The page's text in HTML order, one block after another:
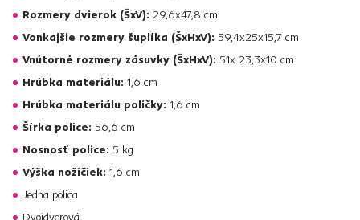
Rozmery dvierok (ŠxV): 29,6x47,8 cm
Vonkajšie rozmery šuplíka (ŠxHxV): 59,4x25x15,7 cm
Vnútorné rozmery zásuvky (ŠxHxV): 51x 23,3x10 cm
Hrúbka materiálu: 1,6 cm
Hrúbka materiálu poličky: 1,6 cm
Šírka police: 56,6 cm
Nosnosť police: 5 kg
Výška nožičiek: 1,6 cm
Jedna polica
Dvojdverová